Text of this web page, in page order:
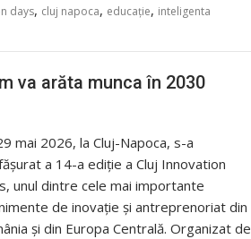
days, cluj napoca, educaţie, inteligenta
va arăta munca în 2030
mai 2026, la Cluj-Napoca, s-a
a 14-a ediție a Cluj Innovation
unul dintre cele mai importante
de inovație și antreprenoriat din
și din Europa Centrală. Organizat de